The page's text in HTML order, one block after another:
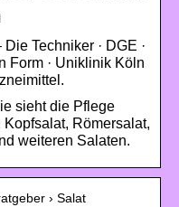
Techniker · DGE ·
Form · Uniklinik Köln
sieht die Pflege
Römersalat,
weiteren Salaten.
› Salat